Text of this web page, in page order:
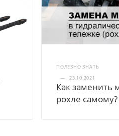
ПОЛЕЗНО ЗНАТЬ
—
23.10.2021
Как заменить
рохле самому?